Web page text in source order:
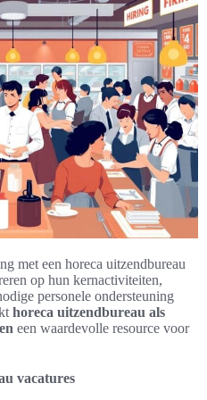
met een horeca uitzendbureau
op hun kernactiviteiten,
personele ondersteuning
horeca uitzendbureau als
een waardevolle resource voor
vacatures